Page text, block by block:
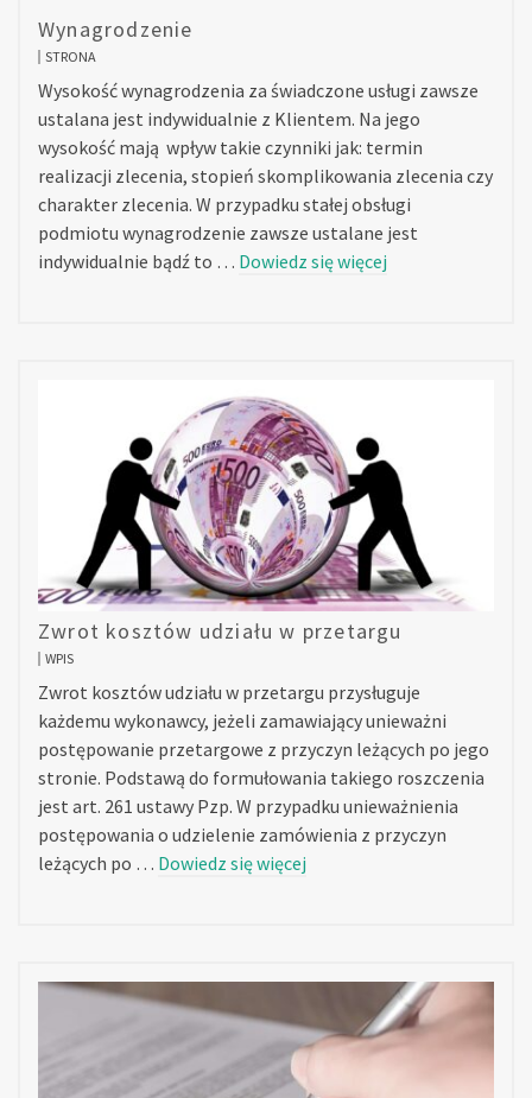
Wynagrodzenie
STRONA
Wysokość wynagrodzenia za świadczone usługi zawsze
ustalana jest indywidualnie z Klientem. Na jego
wysokość mają wpływ takie czynniki jak: termin
realizacji zlecenia, stopień skomplikowania zlecenia czy
charakter zlecenia. W przypadku stałej obsługi
podmiotu wynagrodzenie zawsze ustalane jest
indywidualnie bądź to … Dowiedz się więcej
Zwrot kosztów udziału w przetargu
WPIS
Zwrot kosztów udziału w przetargu przysługuje
każdemu wykonawcy, jeżeli zamawiający unieważni
postępowanie przetargowe z przyczyn leżących po jego
stronie. Podstawą do formułowania takiego roszczenia
jest art. 261 ustawy Pzp. W przypadku unieważnienia
postępowania o udzielenie zamówienia z przyczyn
leżących po … Dowiedz się więcej